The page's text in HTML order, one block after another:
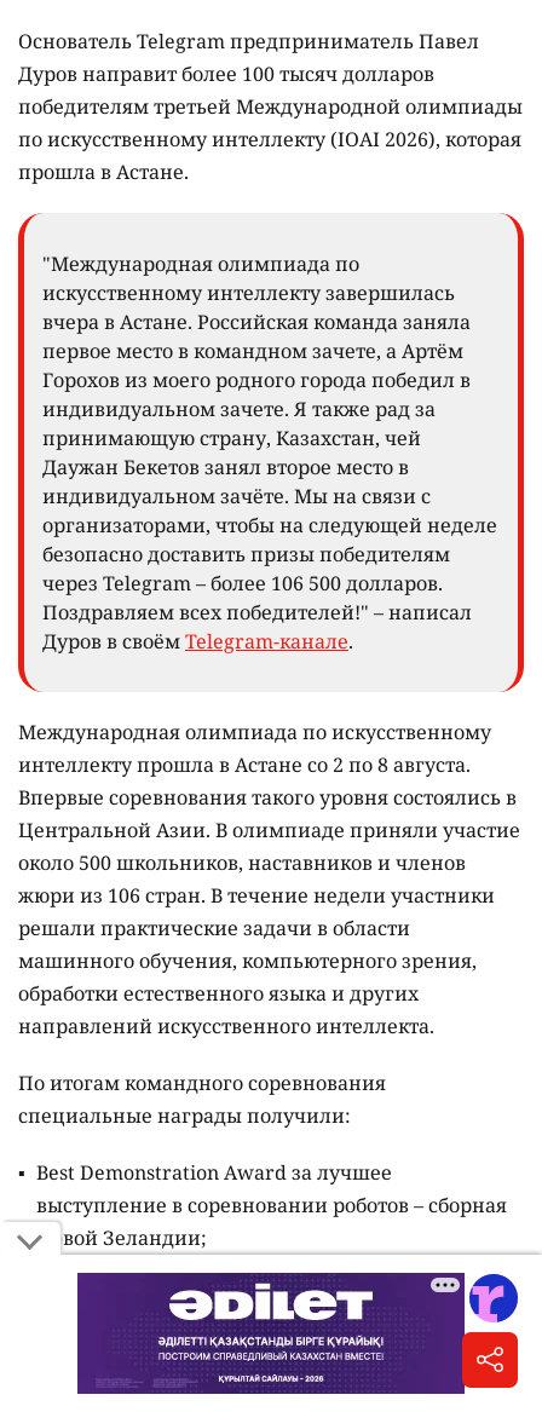
Основатель Telegram предприниматель Павел
Дуров направит более 100 тысяч долларов
победителям третьей Международной олимпиады
по искусственному интеллекту (IOAI 2026), которая
прошла в Астане.
"Международная олимпиада по
искусственному интеллекту завершилась
вчера в Астане. Российская команда заняла
первое место в командном зачете, а Артём
Горохов из моего родного города победил в
индивидуальном зачете. Я также рад за
принимающую страну, Казахстан, чей
Даужан Бекетов занял второе место в
индивидуальном зачёте. Мы на связи с
организаторами, чтобы на следующей неделе
безопасно доставить призы победителям
через Telegram – более 106 500 долларов.
Поздравляем всех победителей!" – написал
Дуров в своёмTelegram-канале.
Международная олимпиада по искусственному
интеллекту прошла в Астане со 2 по 8 августа.
Впервые соревнования такого уровня состоялись в
Центральной Азии. В олимпиаде приняли участие
около 500 школьников, наставников и членов
жюри из 106 стран. В течение недели участники
решали практические задачи в области
машинного обучения, компьютерного зрения,
обработки естественного языка и других
направлений искусственного интеллекта.
По итогам командного соревнования
специальные награды получили:
Best Demonstration Award за лучшее
выступление в соревновании роботов – сборная
Новой Зеландии;
Creative Robot Design Award за самый
креативный дизайн робота – сборная Гонконга;
AI-Native Robotics Award за лучшее применение
AI-native подходов в робототехнике – сборная
Бразилии.